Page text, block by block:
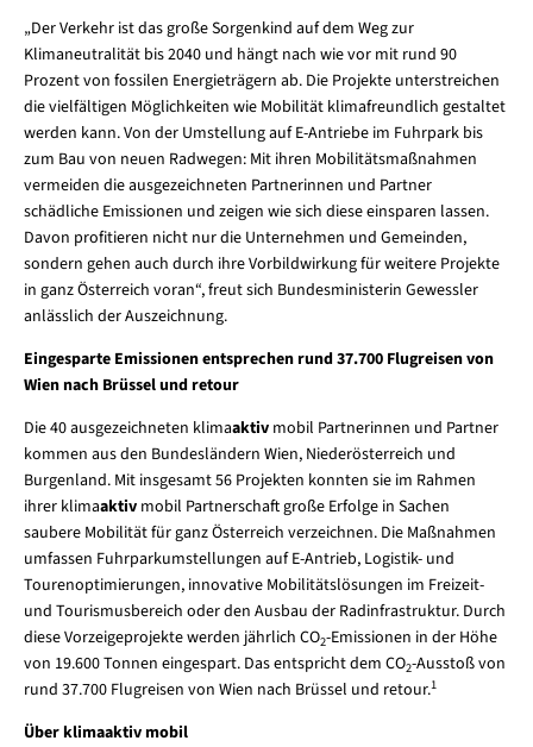
„Der Verkehr ist das große Sorgenkind auf dem Weg zur
Klimaneutralität bis 2040 und hängt nach wie vor mit rund 90
Prozent von fossilen Energieträgern ab. Die Projekte unterstreichen
die vielfältigen Möglichkeiten wie Mobilität klimafreundlich gestaltet
werden kann. Von der Umstellung auf E-Antriebe im Fuhrpark bis
zum Bau von neuen Radwegen: Mit ihren Mobilitätsmaßnahmen
vermeiden die ausgezeichneten Partnerinnen und Partner
schädliche Emissionen und zeigen wie sich diese einsparen lassen.
Davon profitieren nicht nur die Unternehmen und Gemeinden,
sondern gehen auch durch ihre Vorbildwirkung für weitere Projekte
in ganz Österreich voran“, freut sich Bundesministerin Gewessler
anlässlich der Auszeichnung.
Eingesparte Emissionen entsprechen rund 37.700 Flugreisen von
Wien nach Brüssel und retour
Die 40 ausgezeichneten klimaaktivmobil Partnerinnen und Partner
kommen aus den Bundesländern Wien, Niederösterreich und
Burgenland. Mit insgesamt 56 Projekten konnten sie im Rahmen
ihrer klimaaktivmobil Partnerschaft große Erfolge in Sachen
saubere Mobilität für ganz Österreich verzeichnen. Die Maßnahmen
umfassen Fuhrparkumstellungen auf E-Antrieb, Logistik- und
Tourenoptimierungen, innovative Mobilitätslösungen im Freizeit-
und Tourismusbereich oder den Ausbau der Radinfrastruktur. Durch
diese Vorzeigeprojekte werden jährlich CO2-Emissionen in der Höhe
von 19.600 Tonnen eingespart. Das entspricht dem CO2-Ausstoß von
rund 37.700 Flugreisen von Wien nach Brüssel und retour.1
Über klimaaktiv mobil